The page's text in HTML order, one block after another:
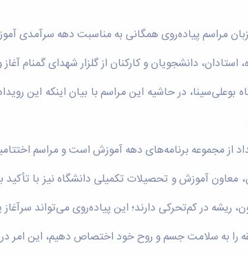
مراسم پیاده‌روی همگانی به مناسبت دهه سرآمدی
دانشجویان و کارکنان از گلزار شهدای گمنام
در حاشیه این مراسم با بیان اینکه این
از مجموعه برنامه‌های دهه آموزش است و مراسم
معاون آموزش و تحصیلات تکمیلی دانشگاه نیز با
ریشه در کم‌تحرکی دارند؛ این پیاده‌روی می‌تواند